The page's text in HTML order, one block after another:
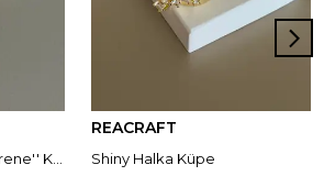
REACRAFT
Shiny Halka Küpe